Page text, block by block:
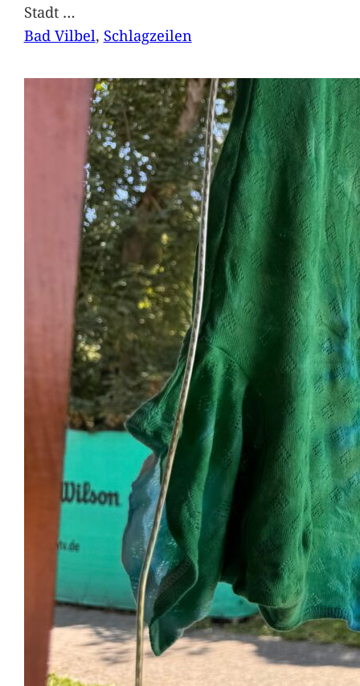
Stadt …
Bad Vilbel, Schlagzeilen